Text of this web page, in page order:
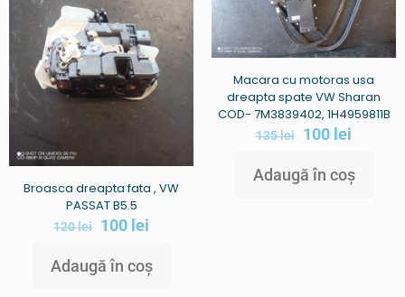
Broasca dreapta fata , VW
PASSAT B5.5
120lei 100 lei
Adaugă în coș
Macara cu motoras usa
dreapta spate VW Sharan
COD- 7M3839402, 1H4959811B
135lei 100 lei
Adaugă în coș